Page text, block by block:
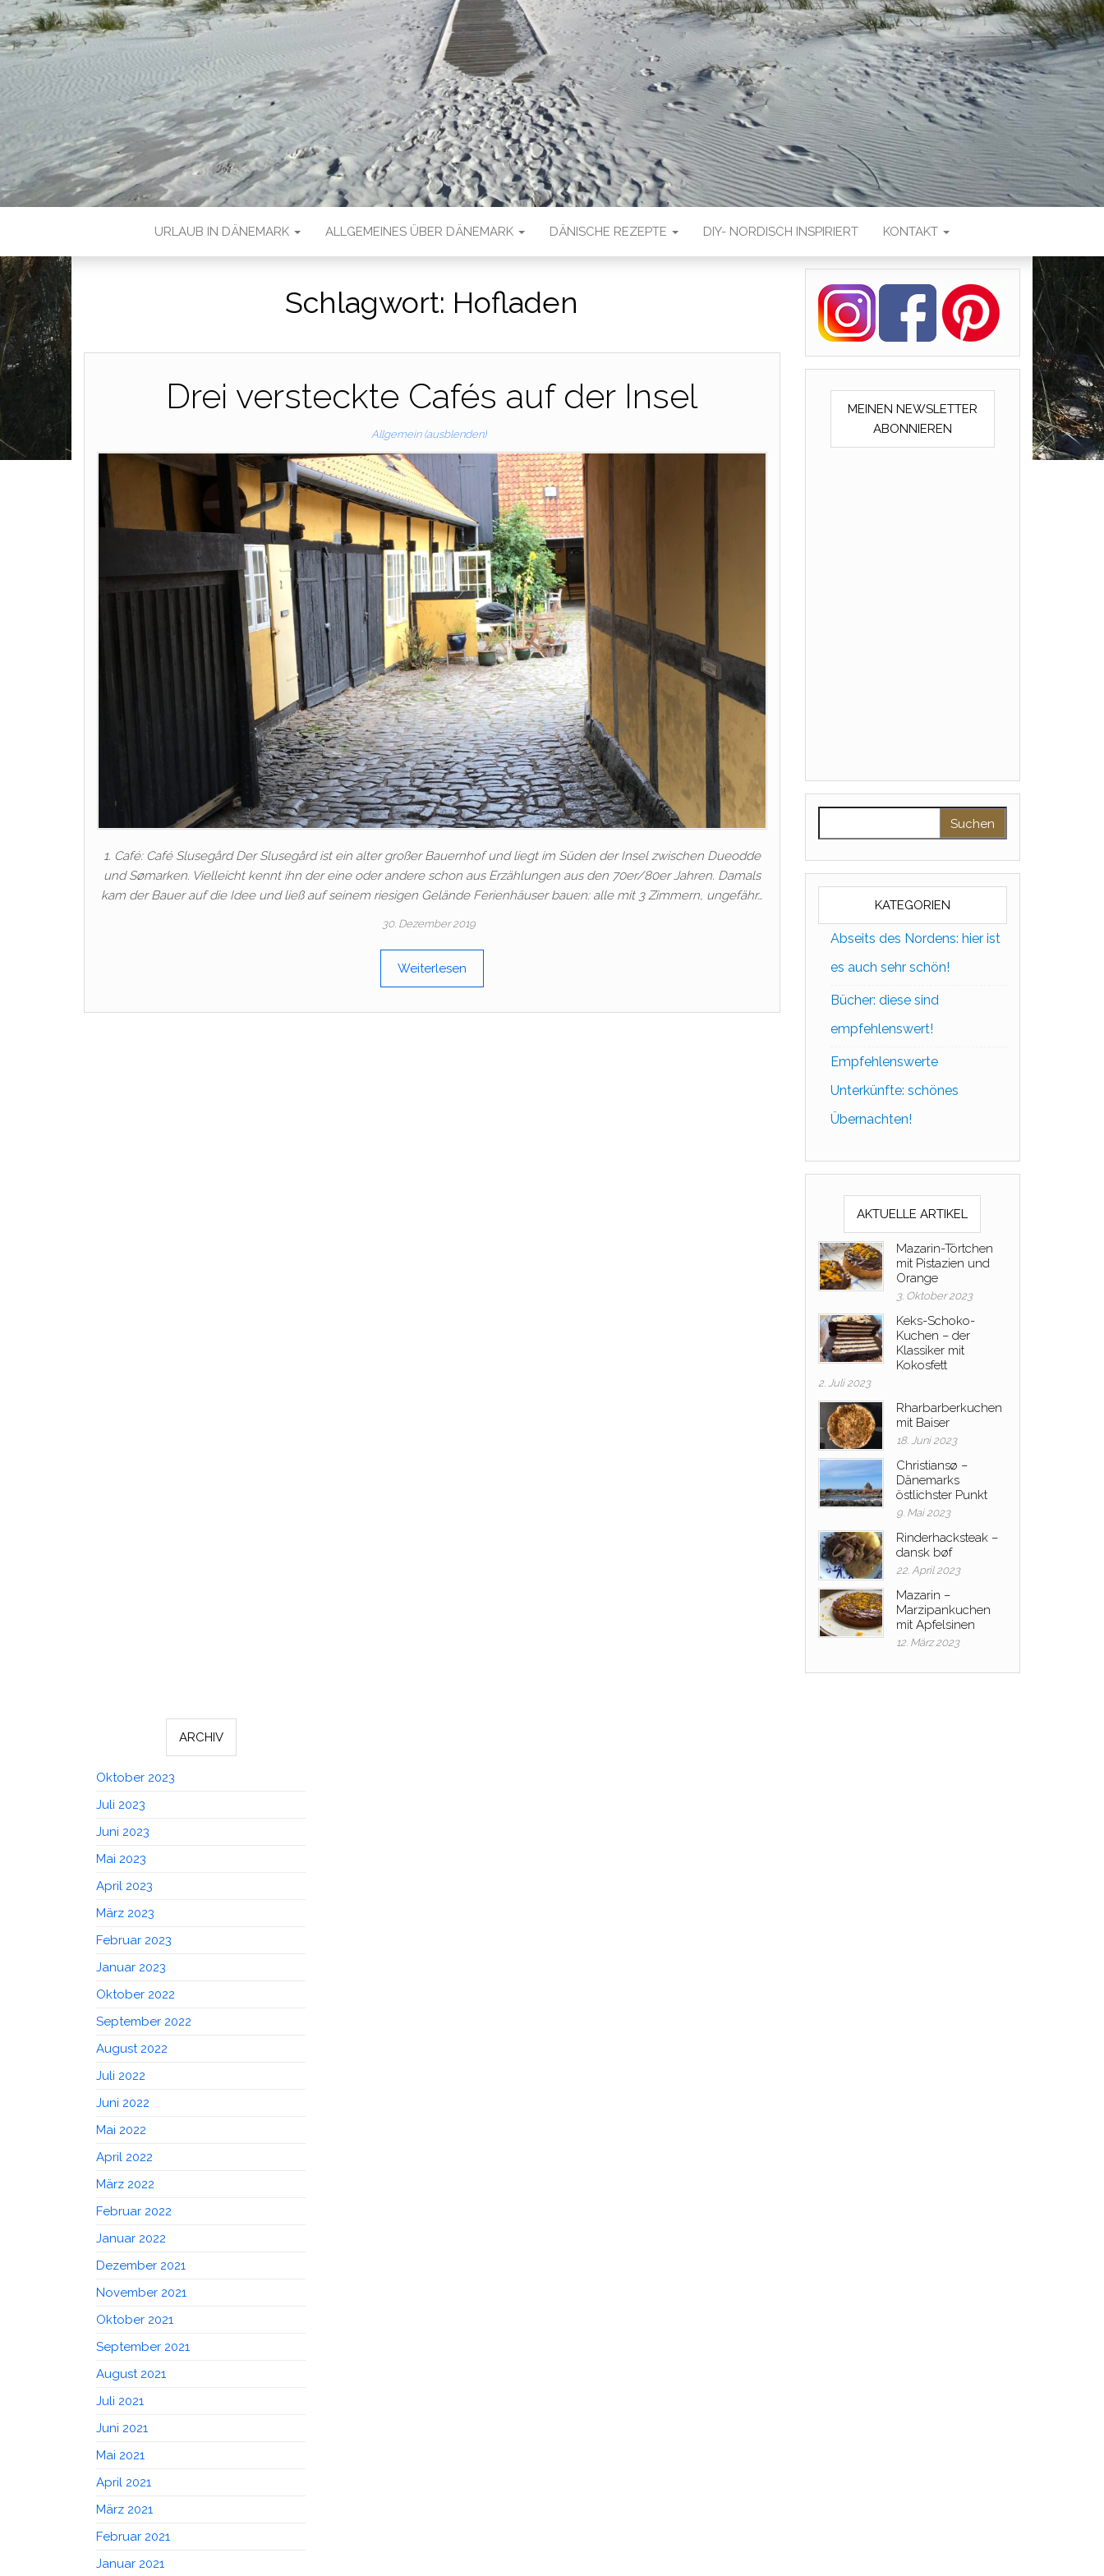
URLAUB IN DÄNEMARK ALLGEMEINES ÜBER DÄNEMARK DÄNISCHE REZEPTE DIY- NORDISCH INSPIRIERT KONTAKT
Schlagwort: Hofladen
Drei versteckte Cafés auf der Insel
Allgemein (ausblenden)
1. Café: Café Slusegård Der Slusegård ist ein alter großer Bauernhof und liegt im Süden der Insel zwischen Dueodde
und Sømarken. Vielleicht kennt ihn der eine oder andere schon aus Erzählungen aus den 70er/80er Jahren. Damals
kam der Bauer auf die Idee und ließ auf seinem riesigen Gelände Ferienhäuser bauen: alle mit 3 Zimmern, ungefähr…
30. Dezember 2019
Weiterlesen
MEINEN NEWSLETTER
ABONNIEREN
KATEGORIEN
Abseits des Nordens: hier ist
es auch sehr schön!
Bücher: diese sind
empfehlenswert!
Empfehlenswerte
Unterkünfte: schönes
Übernachten!
AKTUELLE ARTIKEL
Mazarin-Törtchen
mit Pistazien und
Orange
3. Oktober 2023
Keks-Schoko-
Kuchen – der
Klassiker mit
Kokosfett
2. Juli 2023
Rharbarberkuchen
mit Baiser
18. Juni 2023
Christiansø –
Dänemarks
östlichster Punkt
9. Mai 2023
Rinderhacksteak –
dansk bøf
22. April 2023
Mazarin –
Marzipankuchen
mit Apfelsinen
12. März 2023
ARCHIV
Oktober 2023
Juli 2023
Juni 2023
Mai 2023
April 2023
März 2023
Februar 2023
Januar 2023
Oktober 2022
September 2022
August 2022
Juli 2022
Juni 2022
Mai 2022
April 2022
März 2022
Februar 2022
Januar 2022
Dezember 2021
November 2021
Oktober 2021
September 2021
August 2021
Juli 2021
Juni 2021
Mai 2021
April 2021
März 2021
Februar 2021
Januar 2021